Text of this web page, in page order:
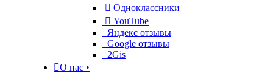
 Одноклассники
 YouTube
Яндекс отзывы
Google отзывы
2Gis
О нас •